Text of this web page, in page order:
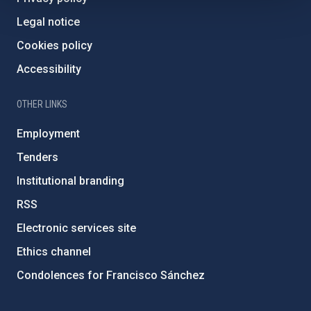
Legal notice
Cookies policy
Accessibility
OTHER LINKS
Employment
Tenders
Institutional branding
RSS
Electronic services site
Ethics channel
Condolences for Francisco Sánchez